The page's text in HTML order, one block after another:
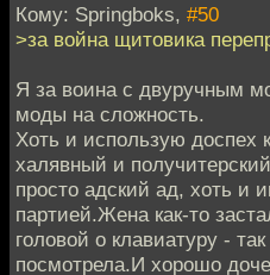
Кому: Springboks, #50
>за война щитовика
Я за воина с двуручным
моды на сложность.
Хоть и использую доспех
халявный и
просто адский ад, хоть и
партией.Жена как-то
головой о клавиатуру -
посмотрела.И хорошо